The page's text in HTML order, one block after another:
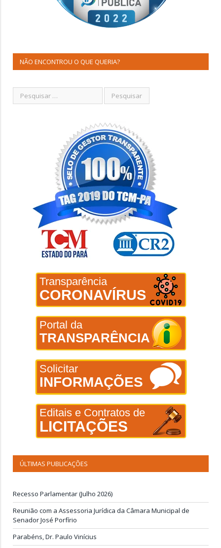
NÃO ENCONTROU O QUE QUERIA?
Transparência
CORONAVÍRUS
Portal da
TRANSPARÊNCIA
Solicitar
INFORMAÇÕES
Editais e Contratos de
LICITAÇÕES
ÚLTIMAS PUBLICAÇÕES
Recesso Parlamentar (Julho 2026)
Reunião com a Assessoria Jurídica da Câmara Municipal de
Senador José Porfírio
Parabéns, Dr. Paulo Vinícius